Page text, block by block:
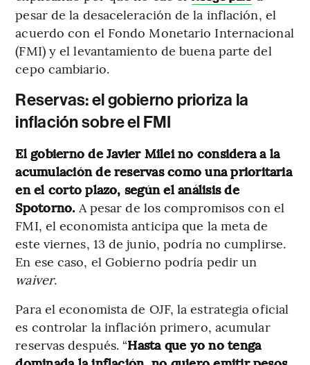
pesar de la desaceleración de la inflación, el
acuerdo con el Fondo Monetario Internacional
(FMI) y el levantamiento de buena parte del
cepo cambiario.
Reservas: el gobierno prioriza la
inflación sobre el FMI
El gobierno de Javier Milei no considera a la
acumulación de reservas como una prioritaria
en el corto plazo, según el análisis de
Spotorno. A pesar de los compromisos con el
FMI, el economista anticipa que la meta de
este viernes, 13 de junio, podría no cumplirse.
En ese caso, el Gobierno podría pedir un
waiver.
Para el economista de OJF, la estrategia oficial
es controlar la inflación primero, acumular
reservas después. “Hasta que yo no tenga